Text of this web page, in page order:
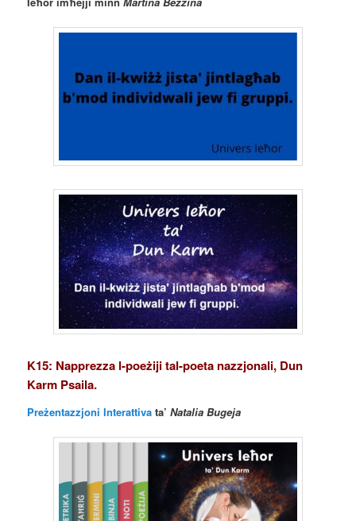
K15: Napprezza l-poeżiji tal-poeta nazzjonali, Dun
Karm Psaila.
Preżentazzjoni Interattiva ta’Natalia Bugeja